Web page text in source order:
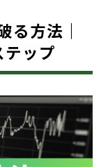
る方法｜
ップ